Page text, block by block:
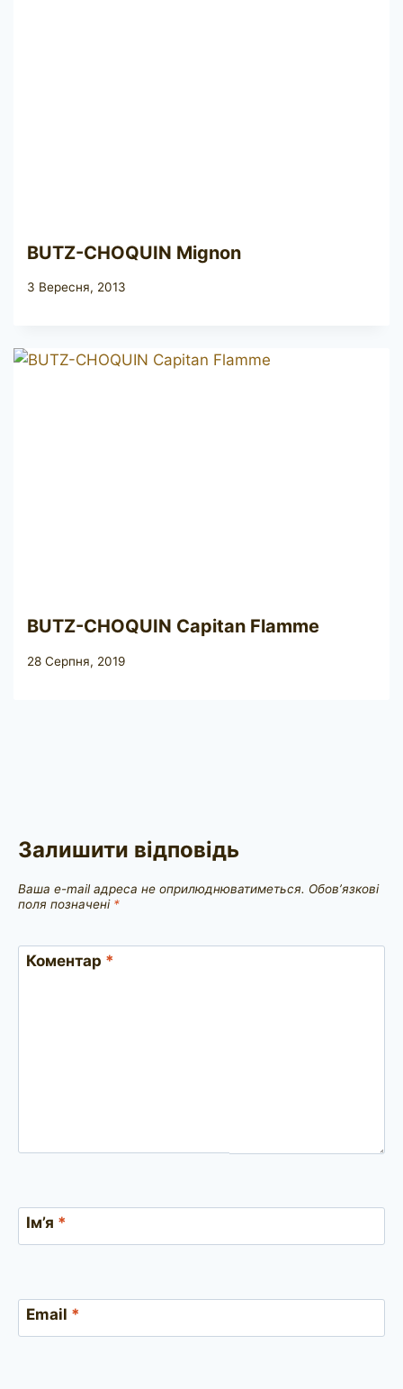
BUTZ-CHOQUIN Mignon
3 Вересня, 2013
BUTZ-CHOQUIN Capitan Flamme
28 Серпня, 2019
Залишити відповідь
Ваша e-mail адреса не оприлюднюватиметься. Обов’язкові
поля позначені *
Коментар *
Ім’я *
Email *